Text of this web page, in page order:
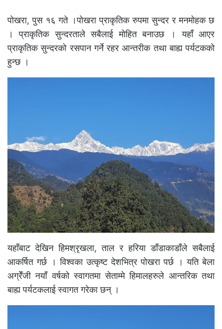
पोखरा, पुस १६ गते ।पोखरा प्राकृतिक रुपमा सुन्दर र मनमोहक छ
। प्राकृतिक सुन्दरताले सबैलाई मोहित बनाउछ । यहाँ आएर
प्राकृतिक सुन्दरको रसपान गर्ने रहर आन्तरीक तथा बाह्य पर्यटकको
हुन्छ ।
यहाँबाट देखिन हिमश्रृखला, ताल र हरिया डाँडाकाडाँले सबैलाई
आकर्षित गर्छ । विश्वका उत्कृष्ट देशभित्र पोखरा पर्छ । यति बेला
अग्रेँजी नयाँ वर्षको स्वागतमा सेताम्मे हिमालहरुले आन्तरिक तथा
बाह्य पर्यटकलाई स्वागत गरेका छन् ।